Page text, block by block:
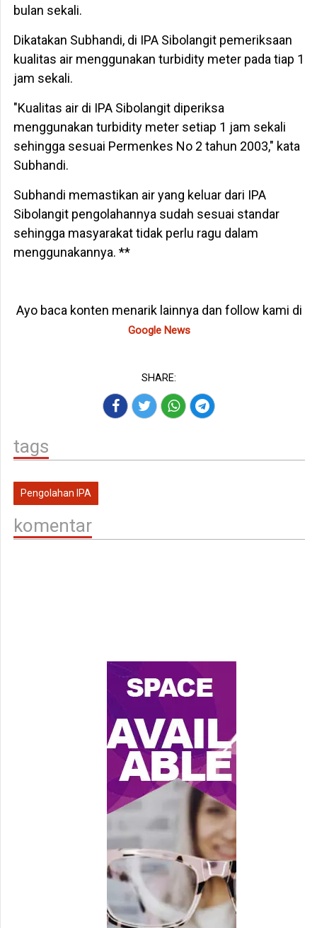
bulan sekali.
Dikatakan Subhandi, di IPA Sibolangit pemeriksaan
kualitas air menggunakan turbidity meter pada tiap 1
jam sekali.
"Kualitas air di IPA Sibolangit diperiksa
menggunakan turbidity meter setiap 1 jam sekali
sehingga sesuai Permenkes No 2 tahun 2003," kata
Subhandi.
Subhandi memastikan air yang keluar dari IPA
Sibolangit pengolahannya sudah sesuai standar
sehingga masyarakat tidak perlu ragu dalam
menggunakannya. **
Ayo baca konten menarik lainnya dan follow kami di
Google News
SHARE:
tags
Pengolahan IPA
komentar